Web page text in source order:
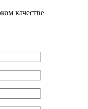
качестве